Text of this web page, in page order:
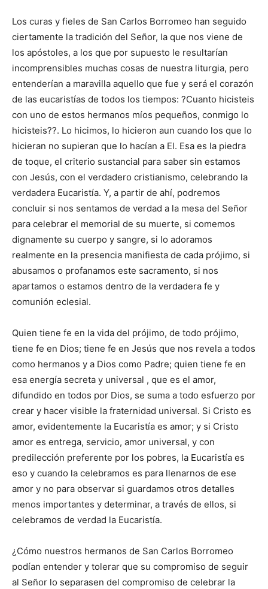
Los curas y fieles de San Carlos Borromeo han seguido
ciertamente la tradición del Señor, la que nos viene de
los apóstoles, a los que por supuesto le resultarían
incomprensibles muchas cosas de nuestra liturgia, pero
entenderían a maravilla aquello que fue y será el corazón
de las eucaristías de todos los tiempos: ?Cuanto hicisteis
con uno de estos hermanos míos pequeños, conmigo lo
hicisteis??. Lo hicimos, lo hicieron aun cuando los que lo
hicieran no supieran que lo hacían a El. Esa es la piedra
de toque, el criterio sustancial para saber sin estamos
con Jesús, con el verdadero cristianismo, celebrando la
verdadera Eucaristía. Y, a partir de ahí, podremos
concluir si nos sentamos de verdad a la mesa del Señor
para celebrar el memorial de su muerte, si comemos
dignamente su cuerpo y sangre, si lo adoramos
realmente en la presencia manifiesta de cada prójimo, si
abusamos o profanamos este sacramento, si nos
apartamos o estamos dentro de la verdadera fe y
comunión eclesial.
Quien tiene fe en la vida del prójimo, de todo prójimo,
tiene fe en Dios; tiene fe en Jesús que nos revela a todos
como hermanos y a Dios como Padre; quien tiene fe en
esa energía secreta y universal , que es el amor,
difundido en todos por Dios, se suma a todo esfuerzo por
crear y hacer visible la fraternidad universal. Si Cristo es
amor, evidentemente la Eucaristía es amor; y si Cristo
amor es entrega, servicio, amor universal, y con
predilección preferente por los pobres, la Eucaristía es
eso y cuando la celebramos es para llenarnos de ese
amor y no para observar si guardamos otros detalles
menos importantes y determinar, a través de ellos, si
celebramos de verdad la Eucaristía.
¿Cómo nuestros hermanos de San Carlos Borromeo
podían entender y tolerar que su compromiso de seguir
al Señor lo separasen del compromiso de celebrar la